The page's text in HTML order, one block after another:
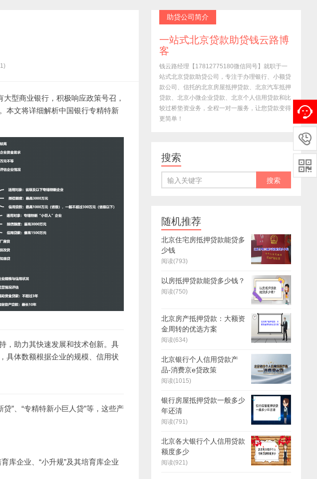
型商业银行，积极响应政策号召，
本文将详细解析中国银行专精特新
，助力其快速发展和技术创新。具
具体数额根据企业的规模、信用状
”、“专精特新小巨人贷”等，这些产
库企业、“小升规”及其培育库企业
助贷公司简介
一站式北京贷款助贷钱云路博
客
钱云路经理【17812775180微信同号】就职于一
站式北京贷款助贷公司，专注于办理银行、小额贷
款公司、信托的北京房屋抵押贷款、北京汽车抵押
贷款、北京小微企业贷款、北京个人信用贷款和比
较过桥垫资业务，全程一对一服务，让您贷款变得
更简单！
搜索
随机推荐
北京住宅房抵押贷款能贷多
少钱
阅读(793)
以房抵押贷款能贷多少钱？
阅读(750)
北京房产抵押贷款：大额资
金周转的优选方案
阅读(634)
北京银行个人信用贷款产
品-消费京e贷政策
阅读(1015)
银行房屋抵押贷款一般多少
年还清
阅读(791)
北京各大银行个人信用贷款
额度多少
阅读(921)

